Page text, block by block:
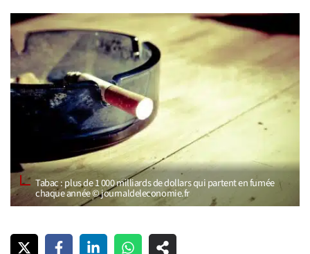
Tabac : plus de 1 000 milliards de dollars qui partent en fumée
chaque année © journaldeleconomie.fr